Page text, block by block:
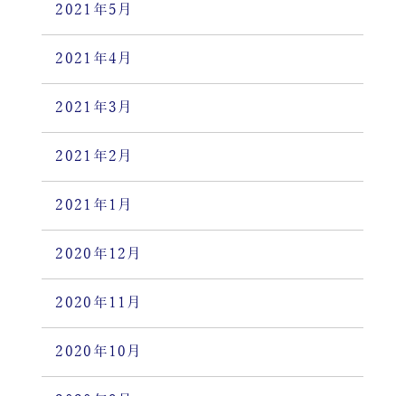
2021年5月
2021年4月
2021年3月
2021年2月
2021年1月
2020年12月
2020年11月
2020年10月